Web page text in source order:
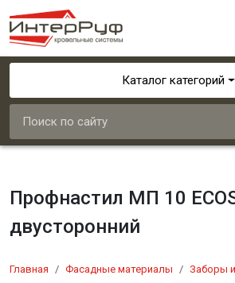
Каталог категорий
Профнастил МП 10
двусторонний
Главная Фасадные материалы Заборы